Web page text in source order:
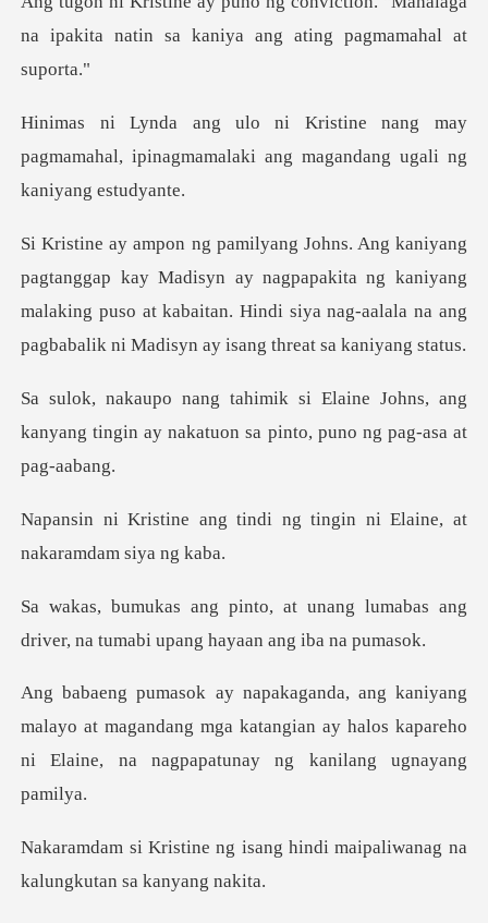
na ipakita natin sa k
ng may
pagmamahal, ipinagmamalaki ang m
isyn ay nagpapakita ng kaniyang
malaking puso at kabaitan. Hindi siya na
Johns, ang
kanyang tingin ay nakatuon s
indi ng tingin ni Elaine,
nang lumabas ang
driver, na tumab
ayo at magandang mga katangian ay halos kapareho
ni
ang hindi maipaliwanag na
ka